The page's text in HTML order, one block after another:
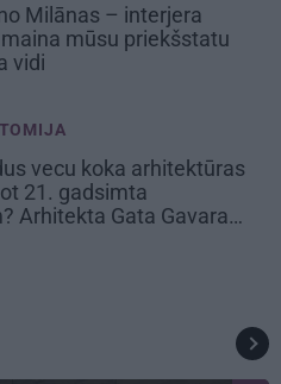
Milānas – interjera
mūsu priekšstatu
vidi
vecu koka arhitektūras
21. gadsimta
Arhitekta Gata Gavara